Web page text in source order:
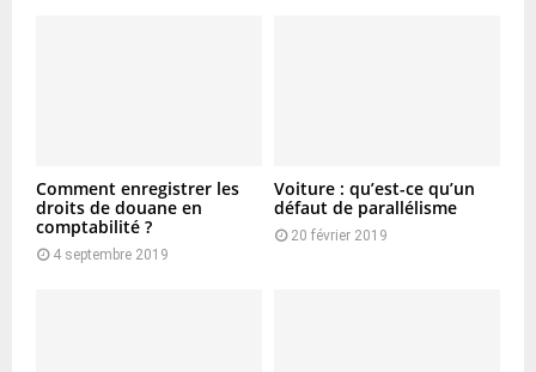
Comment enregistrer les
droits de douane en
comptabilité ?
4 septembre 2019
Voiture : qu’est-ce qu’un
défaut de parallélisme
20 février 2019